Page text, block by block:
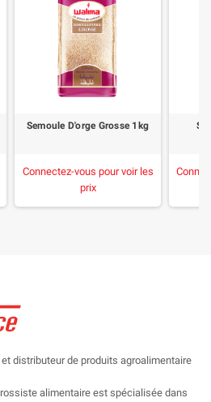
Semoule D'orge Grosse 1kg
Connectez-vous pour voir les
prix
distributeur de produits agroalimentaire
alimentaire est spécialisée dans